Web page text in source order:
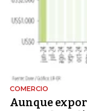
COMERCIO
Aunque